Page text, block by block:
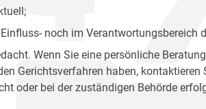
noch im Verantwortungsbereich
Wenn Sie eine persönliche
Gerichtsverfahren haben,
oder bei der zuständigen Behörde